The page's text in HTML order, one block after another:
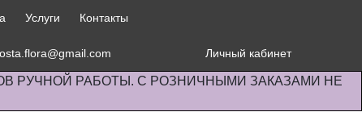
Услуги Контакты
Личный кабинет
РУЧНОЙ РАБОТЫ. С РОЗНИЧНЫМИ ЗАКАЗАМИ НЕ